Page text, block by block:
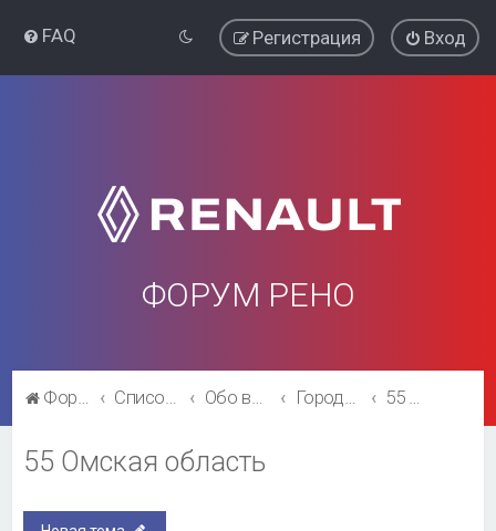
FAQ Вход
Регистрация
ФОРУМ РЕНО
Форум Рено Список форумов Обо всём остальном Города и регионы. 55 Омская область
55 Омская область